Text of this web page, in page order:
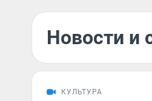
Новости и
КУЛЬТУРА